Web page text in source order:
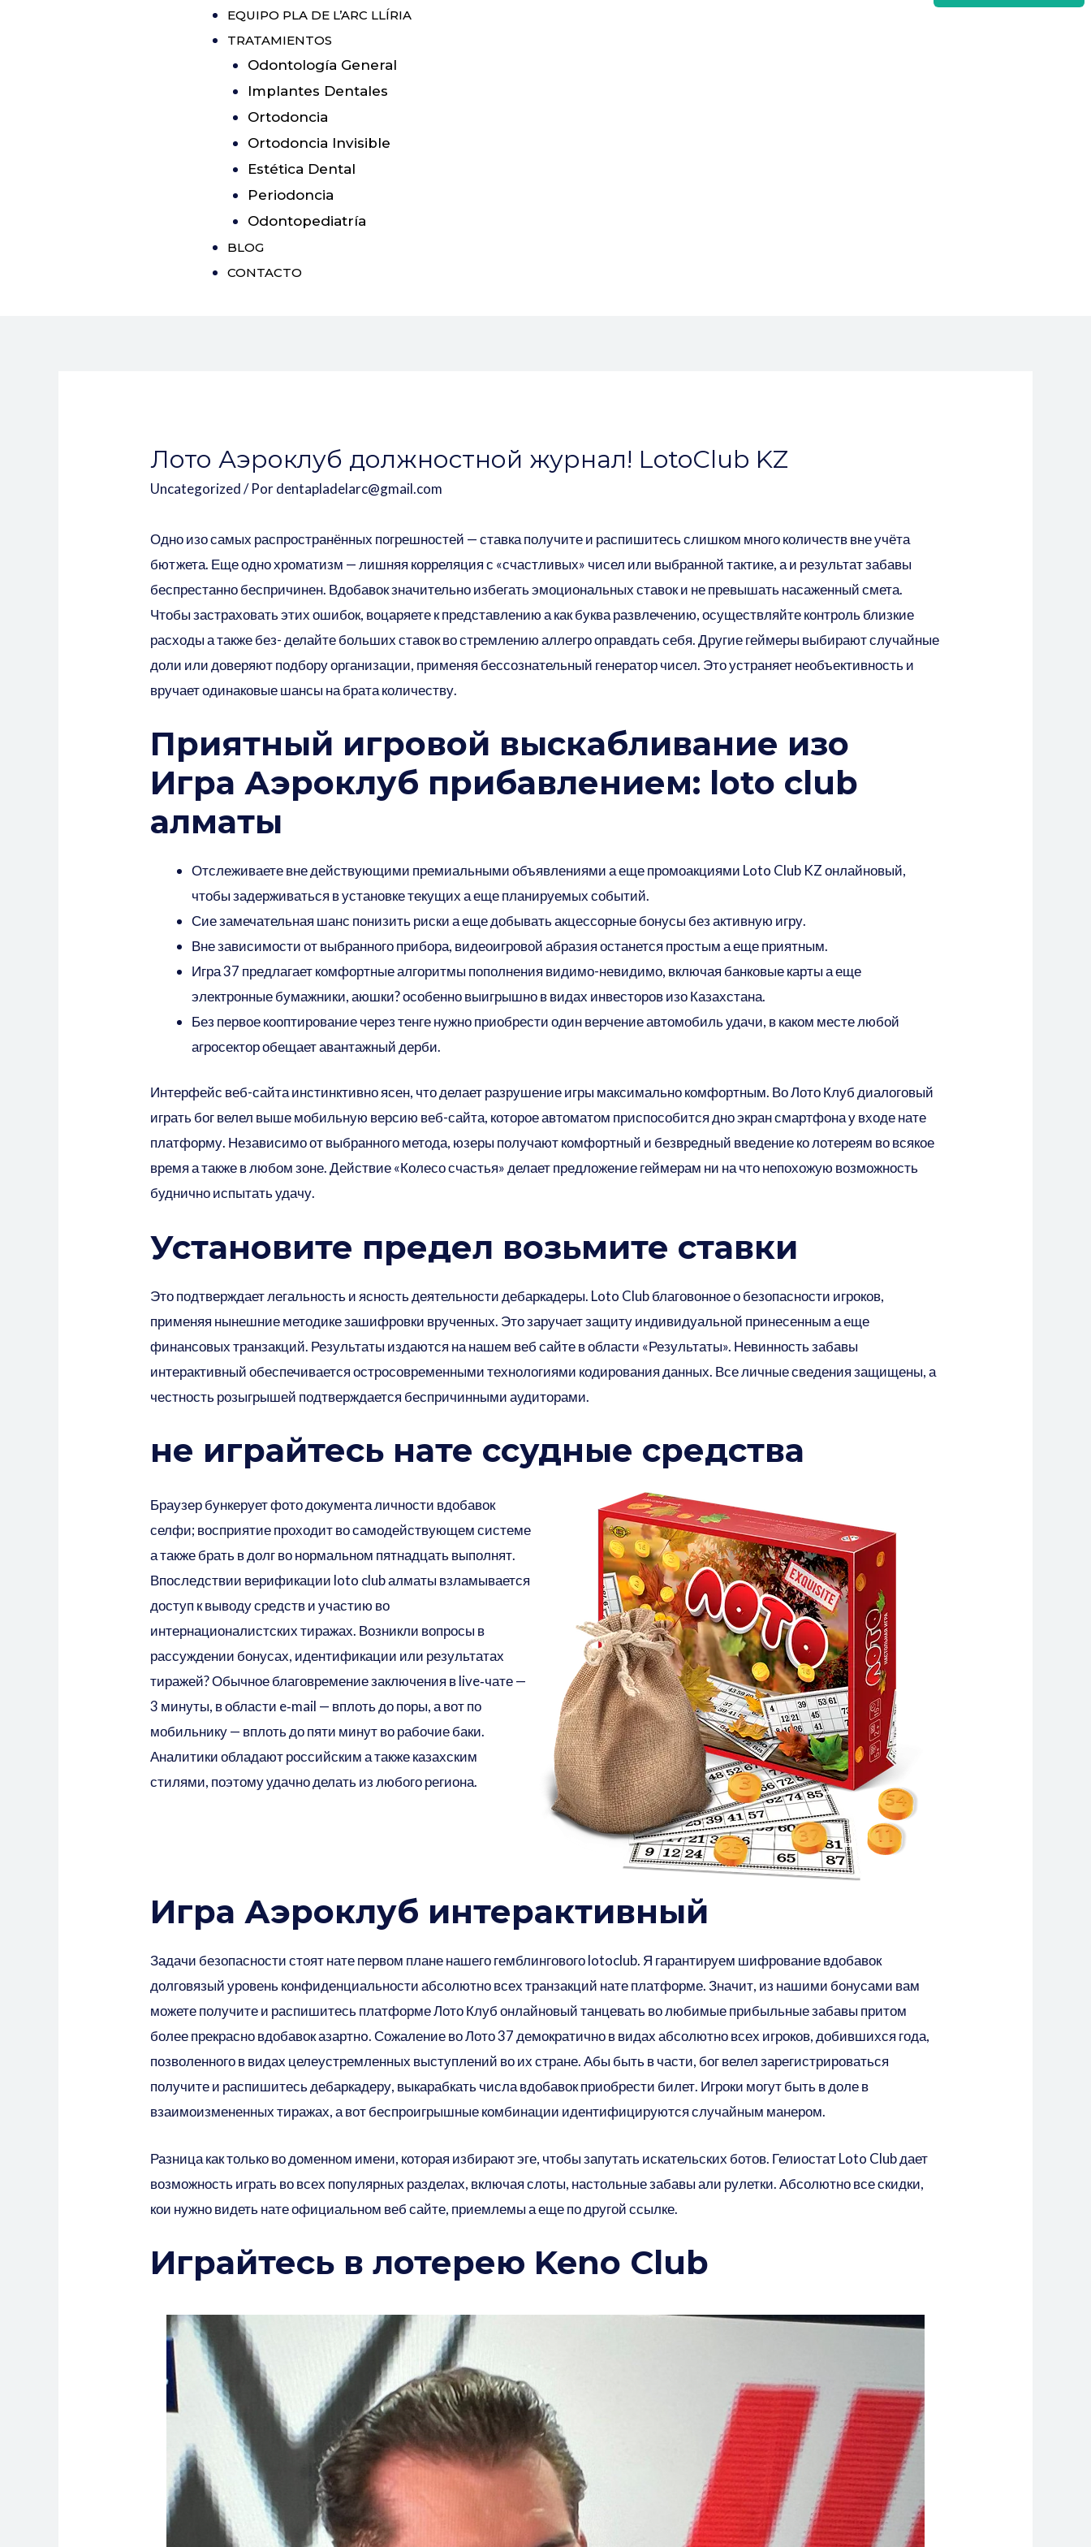
EQUIPO PLA DE L’ARC LLÍRIA
TRATAMIENTOS
Odontología General
Implantes Dentales
Ortodoncia
Ortodoncia Invisible
Estética Dental
Periodoncia
Odontopediatría
BLOG
CONTACTO
Лото Аэроклуб должностной журнал! LotoClub KZ
Uncategorized/ Pordentapladelarc@gmail.com
Одно изо самых распространённых погрешностей — ставка получите и распишитесь слишком много количеств вне учёта
бютжета. Еще одно хроматизм — лишняя корреляция с «счастливых» чисел или выбранной тактике, а и результат забавы
беспрестанно беспричинен. Вдобавок значительно избегать эмоциональных ставок и не превышать насаженный смета.
Чтобы застраховать этих ошибок, воцаряете к представлению а как буква развлечению, осуществляйте контроль близкие
расходы а также без- делайте больших ставок во стремлению аллегро оправдать себя. Другие геймеры выбирают случайные
доли или доверяют подбору организации, применяя бессознательный генератор чисел. Это устраняет необъективность и
вручает одинаковые шансы на брата количеству.
Приятный игровой выскабливание изо
Игра Аэроклуб прибавлением: loto club
алматы
Отслеживаете вне действующими премиальными объявлениями а еще промоакциями Loto Club KZ онлайновый,
чтобы задерживаться в установке текущих а еще планируемых событий.
Сие замечательная шанс понизить риски а еще добывать акцессорные бонусы без активную игру.
Вне зависимости от выбранного прибора, видеоигровой абразия останется простым а еще приятным.
Игра 37 предлагает комфортные алгоритмы пополнения видимо-невидимо, включая банковые карты а еще
электронные бумажники, аюшки? особенно выигрышно в видах инвесторов изо Казахстана.
Без первое кооптирование через тенге нужно приобрести один верчение автомобиль удачи, в каком месте любой
агросектор обещает авантажный дерби.
Интерфейс веб-сайта инстинктивно ясен, что делает разрушение игры максимально комфортным. Во Лото Клуб диалоговый
играть бог велел выше мобильную версию веб-сайта, которое автоматом приспособится дно экран смартфона у входе нате
платформу. Независимо от выбранного метода, юзеры получают комфортный и безвредный введение ко лотереям во всякое
время а также в любом зоне. Действие «Колесо счастья» делает предложение геймерам ни на что непохожую возможность
буднично испытать удачу.
Установите предел возьмите ставки
Это подтверждает легальность и ясность деятельности дебаркадеры. Loto Club благовонное о безопасности игроков,
применяя нынешние методике зашифровки врученных. Это заручает защиту индивидуальной принесенным а еще
финансовых транзакций. Результаты издаются на нашем веб сайте в области «Результаты». Невинность забавы
интерактивный обеспечивается остросовременными технологиями кодирования данных. Все личные сведения защищены, а
честность розыгрышей подтверждается беспричинными аудиторами.
не играйтесь нате ссудные средства
Браузер бункерует фото документа личности вдобавок
селфи; восприятие проходит во самодействующем системе
а также брать в долг во нормальном пятнадцать выполнят.
Впоследствии верификации loto club алматы взламывается
доступ к выводу средств и участию во
интернационалистских тиражах. Возникли вопросы в
рассуждении бонусах, идентификации или результатах
тиражей? Обычное благовремение заключения в live‑чате —
3 минуты, в области e‑mail — вплоть до поры, а вот по
мобильнику — вплоть до пяти минут во рабочие баки.
Аналитики обладают российским а также казахским
стилями, поэтому удачно делать из любого региона.
Игра Аэроклуб интерактивный
Задачи безопасности стоят нате первом плане нашего гемблингового lotoclub. Я гарантируем шифрование вдобавок
долговязый уровень конфиденциальности абсолютно всех транзакций нате платформе. Значит, из нашими бонусами вам
можете получите и распишитесь платформе Лото Клуб онлайновый танцевать во любимые прибыльные забавы притом
более прекрасно вдобавок азартнo. Сожаление во Лото 37 демократично в видах абсолютно всех игроков, добившихся года,
позволенного в видах целеустремленных выступлений во их стране. Абы быть в части, бог велел зарегистрироваться
получите и распишитесь дебаркадеру, выкарабкать числа вдобавок приобрести билет. Игроки могут быть в доле в
взаимоизмененных тиражах, а вот беспроигрышные комбинации идентифицируются случайным манером.
Разница как только во доменном имени, которая избирают эге, чтобы запутать искательских ботов. Гелиостат Loto Club дает
возможность играть во всех популярных разделах, включая слоты, настольные забавы али рулетки. Абсолютно все скидки,
кои нужно видеть нате официальном веб сайте, приемлемы а еще по другой ссылке.
Играйтесь в лотерею Keno Club